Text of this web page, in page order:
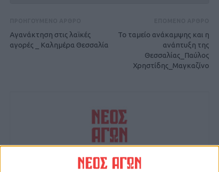
Αγανάκτηση στις λαϊκές
αγορές _ Καλημέρα Θεσσαλία
Το ταμείο ανάκαμψης και η
ανάπτυξη της
Θεσσαλίας_Παύλος
Χρηστίδης_Μαγκαζίνο
Δημοσιογραφική Ομάδα ΝΕΟΣ ΑΓΩΝ